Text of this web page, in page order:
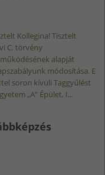
Kollegina! Tisztelt
C. törvény
alapját
módosítása. E
soron kívüli Taggyűlést
„A” Épület, I...